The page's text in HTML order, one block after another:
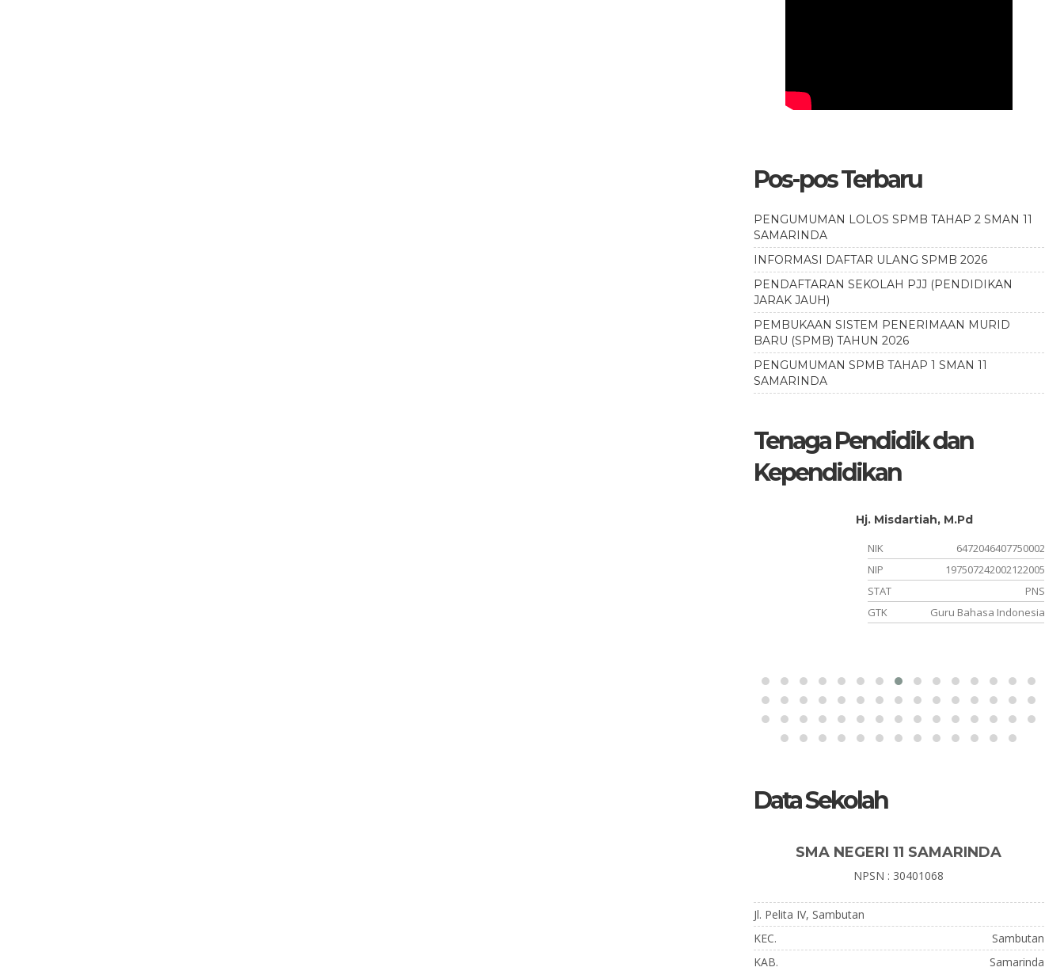
Pos-pos Terbaru
PENGUMUMAN LOLOS SPMB TAHAP 2 SMAN 11
SAMARINDA
INFORMASI DAFTAR ULANG SPMB 2026
PENDAFTARAN SEKOLAH PJJ (PENDIDIKAN
JARAK JAUH)
PEMBUKAAN SISTEM PENERIMAAN MURID
BARU (SPMB) TAHUN 2026
PENGUMUMAN SPMB TAHAP 1 SMAN 11
SAMARINDA
Tenaga Pendidik dan
Kependidikan
Hj. Misdartiah, M.Pd
NIK
6472046407750002
NIP
197507242002122005
STAT
PNS
GTK
Guru Bahasa Indonesia
Data Sekolah
SMA NEGERI 11 SAMARINDA
NPSN : 30401068
Jl. Pelita IV, Sambutan
KEC.
Sambutan
KAB.
Samarinda